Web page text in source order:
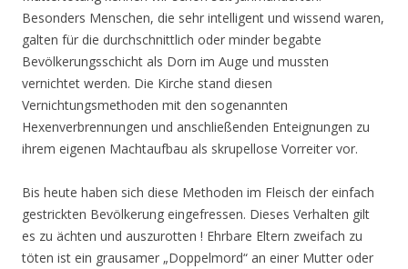
Besonders Menschen, die sehr intelligent und wissend waren,
galten für die durchschnittlich oder minder begabte
Bevölkerungsschicht als Dorn im Auge und mussten
vernichtet werden. Die Kirche stand diesen
Vernichtungsmethoden mit den sogenannten
Hexenverbrennungen und anschließenden Enteignungen zu
ihrem eigenen Machtaufbau als skrupellose Vorreiter vor.
Bis heute haben sich diese Methoden im Fleisch der einfach
gestrickten Bevölkerung eingefressen. Dieses Verhalten gilt
es zu ächten und auszurotten ! Ehrbare Eltern zweifach zu
töten ist ein grausamer „Doppelmord“ an einer Mutter oder